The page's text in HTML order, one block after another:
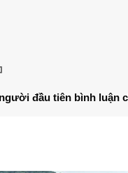
đầu tiên bình luận